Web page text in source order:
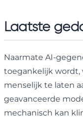
Laatste
Naarmate AI-
toegankelijk
menselijk te laten
geavanceerde
mechanisch kan